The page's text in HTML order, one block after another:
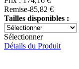
Remise-85,82 €
Tailles disponibles :
Sélectionner
Détails du Produit